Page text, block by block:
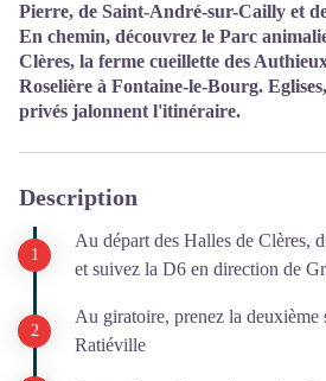
Pierre, de Saint-André-sur-Cailly et
En chemin, découvrez le Parc
Clères, la ferme cueillette des
Roselière à Fontaine-le-Bourg.
privés jalonnent l'itinéraire.
Description
Au départ des Halles de Clères,
et suivez la D6 en direction de
Au giratoire, prenez la
Ratiéville